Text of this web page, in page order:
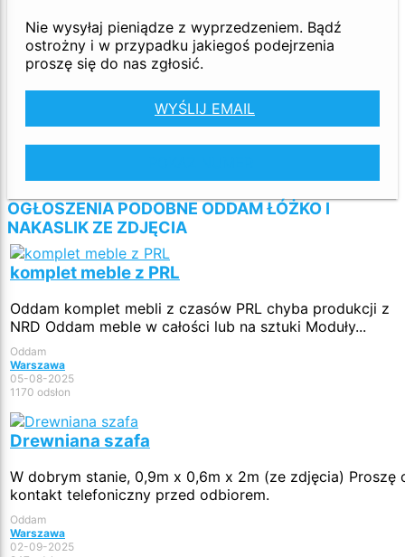
Nie wysyłaj pieniądze z wyprzedzeniem. Bądź
ostrożny i w przypadku jakiegoś podejrzenia
proszę się do nas zgłosić.
WYŚLIJ EMAIL
OGŁOSZENIA PODOBNE ODDAM ŁÓŻKO I
NAKASLIK ZE ZDJĘCIA
komplet meble z PRL
Oddam komplet mebli z czasów PRL chyba produkcji z
NRD Oddam meble w całości lub na sztuki Moduły...
Oddam
Warszawa
05-08-2025
1170 odsłon
Drewniana szafa
W dobrym stanie, 0,9m x 0,6m x 2m (ze zdjęcia) Proszę
kontakt telefoniczny przed odbiorem.
Oddam
Warszawa
02-09-2025